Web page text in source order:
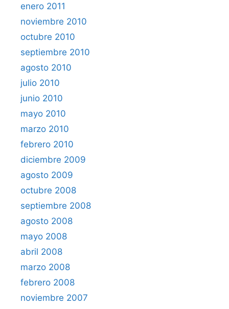
enero 2011
noviembre 2010
octubre 2010
septiembre 2010
agosto 2010
julio 2010
junio 2010
mayo 2010
marzo 2010
febrero 2010
diciembre 2009
agosto 2009
octubre 2008
septiembre 2008
agosto 2008
mayo 2008
abril 2008
marzo 2008
febrero 2008
noviembre 2007